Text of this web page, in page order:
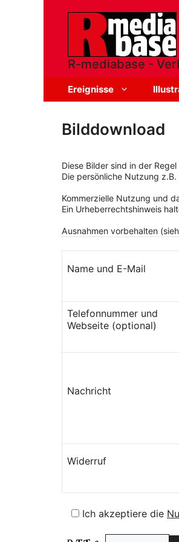
R-mediabase -
Ereignisse
Bilddownload
Diese Bilder sind in der
Die persönliche Nutzung
Kommerzielle Nutzung und
Ein Urheberrechtshinweis
Ausnahmen vorbehalten
Name und E-Mail
Telefonnummer und
Webseite (optional)
Nachricht
Widerruf
Ich akzeptiere die